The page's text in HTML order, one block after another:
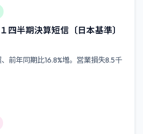
四半期決算短信〔日本基準〕
前年同期比16.8%増。営業損失8.5千